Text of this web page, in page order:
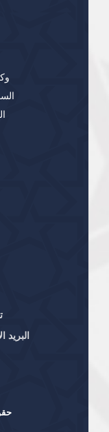
البريد